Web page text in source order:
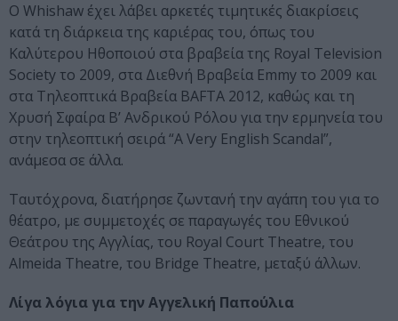
Ο Whishaw έχει λάβει αρκετές τιμητικές διακρίσεις
κατά τη διάρκεια της καριέρας του, όπως του
Καλύτερου Ηθοποιού στα βραβεία της Royal Television
Society το 2009, στα Διεθνή Βραβεία Emmy το 2009 και
στα Τηλεοπτικά Βραβεία BAFTA 2012, καθώς και τη
Χρυσή Σφαίρα Β’ Ανδρικού Ρόλου για την ερμηνεία του
στην τηλεοπτική σειρά “A Very English Scandal”,
ανάμεσα σε άλλα.
Ταυτόχρονα, διατήρησε ζωντανή την αγάπη του για το
θέατρο, με συμμετοχές σε παραγωγές του Εθνικού
Θεάτρου της Αγγλίας, του Royal Court Theatre, του
Almeida Theatre, του Bridge Theatre, μεταξύ άλλων.
Λίγα λόγια για την Αγγελική Παπούλια